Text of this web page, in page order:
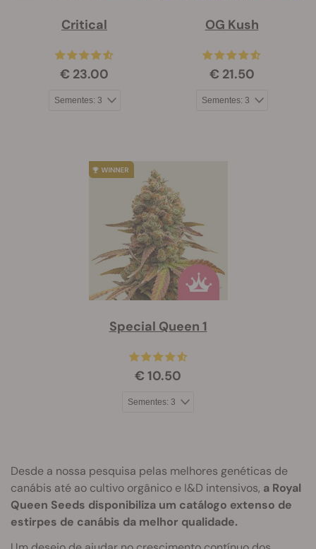
Critical
€ 23.00
OG Kush
€ 21.50
Special Queen 1
€ 10.50
Desde a nossa pesquisa pelas melhores genéticas de
canábis até ao cultivo orgânico e I&D intensivos, a Royal
Queen Seeds disponibiliza um catálogo extenso de
estirpes de canábis da melhor qualidade.